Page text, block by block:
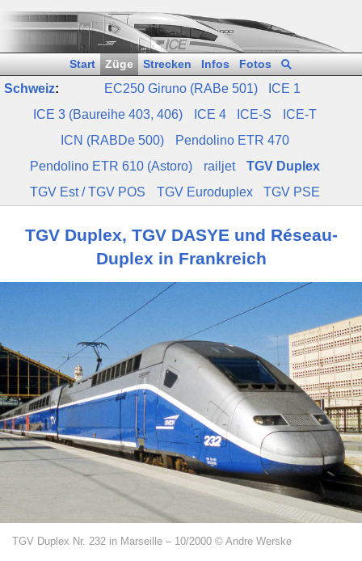
Start Züge Strecken Infos Fotos
Schweiz: EC250 Giruno (RABe 501)
ICE 1
ICE 3 (Baureihe 403, 406)
ICE 4 ICE‑S
ICE‑T
ICN (RABDe 500)
Pendolino ETR 470
Pendolino ETR 610 (Astoro)
railjet
TGV Duplex
TGV Est / TGV POS
TGV Euroduplex TGV PSE
TGV Duplex, TGV DASYE und Réseau-
Duplex in Frankreich
TGV Duplex Nr. 232 in Marseille – 10/2000 © Andre Werske